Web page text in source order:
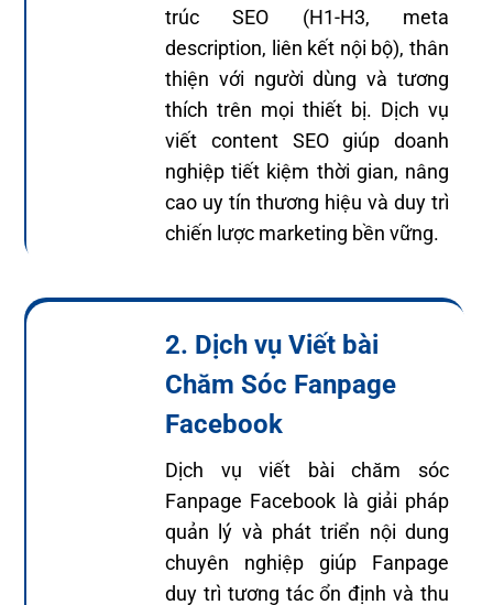
trúc SEO (H1-H3, meta
description, liên kết nội bộ), thân
thiện với người dùng và tương
thích trên mọi thiết bị. Dịch vụ
viết content SEO giúp doanh
nghiệp tiết kiệm thời gian, nâng
cao uy tín thương hiệu và duy trì
chiến lược marketing bền vững.
2. Dịch vụ Viết bài
Chăm Sóc Fanpage
Facebook
Dịch vụ viết bài chăm sóc
Fanpage Facebook là giải pháp
quản lý và phát triển nội dung
chuyên nghiệp giúp Fanpage
duy trì tương tác ổn định và thu